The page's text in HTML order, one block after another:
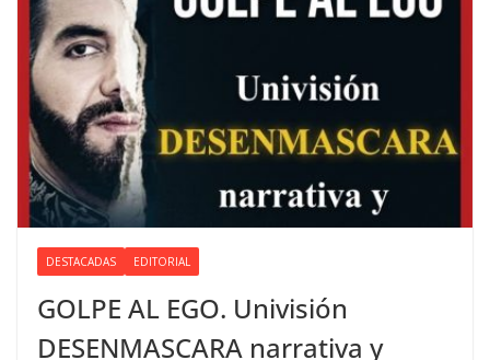
DESTACADAS EDITORIAL
GOLPE AL EGO. Univisión
DESENMASCARA narrativa y